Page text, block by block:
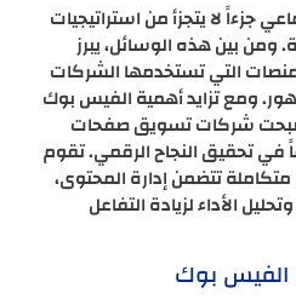
جزءاً لا يتجزأ من استراتيجيات
ومن بين هذه الوسائل، يبرز
التي تستخدمها الشركات
ومع تزايد أهمية الفيس بوك
شركات تسويق صفحات
تحقيق النجاح الرقمي. تقوم
تتضمن إدارة المحتوى،
الأداء لزيادة التفاعل
بوك